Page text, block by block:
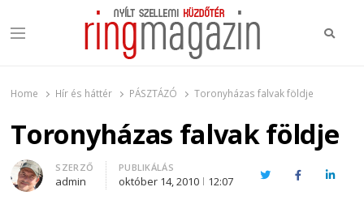
Menu
Home Hír és háttér PÁSZTÁZÓ Toronyházas falvak földje
Toronyházas falvak földje
Author
SZERZŐ
admin
PUBLIKÁLÁS
október 14, 2010 12:07 TwitterFacebook